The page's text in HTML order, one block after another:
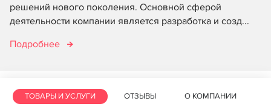
решений нового поколения. Основной сферой
деятельности компании является разработка и созд...
Подробнее
ТОВАРЫ И УСЛУГИ ОТЗЫВЫ О КОМПАНИИ